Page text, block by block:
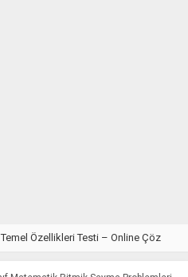
Temel Özellikleri Testi – Online Çöz